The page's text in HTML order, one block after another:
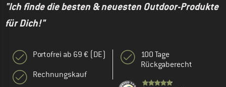
"Ich finde die besten & neuesten Outdoor-Produkte
für Dich!"
Portofrei ab 69 € (DE)
Rechnungskauf
100 Tage
Rückgaberecht